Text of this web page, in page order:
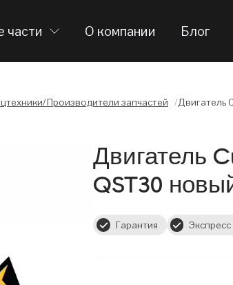
части О компании Блог
Производители запчастей /Двигатель
Двигатель
QST30
Гарантия